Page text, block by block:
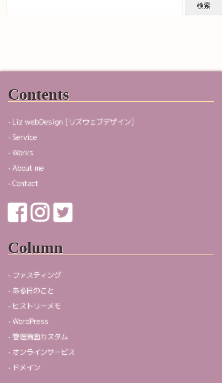
Contents
Liz webDesign [リズウェブデザイン]
Service
Works
About me
Contact
Column
ファスティング
ある日のこと
ヒストリーメモ
WordPress
管理画面カスタム
オンラインサービス
ドメイン